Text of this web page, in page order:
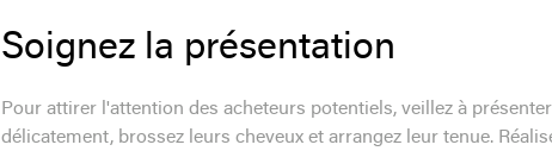
Soignez la présentation
Pour attirer l'attention des acheteurs potentiels, veillez à
délicatement, brossez leurs cheveux et arrangez leur tenue.